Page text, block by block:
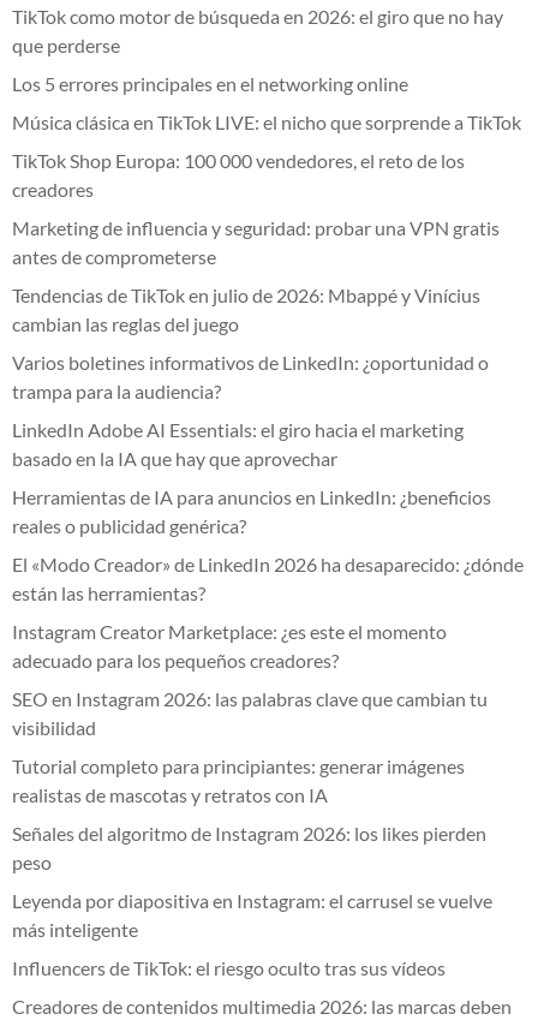
TikTok como motor de búsqueda en 2026: el giro que no hay
que perderse
Los 5 errores principales en el networking online
Música clásica en TikTok LIVE: el nicho que sorprende a TikTok
TikTok Shop Europa: 100 000 vendedores, el reto de los
creadores
Marketing de influencia y seguridad: probar una VPN gratis
antes de comprometerse
Tendencias de TikTok en julio de 2026: Mbappé y Vinícius
cambian las reglas del juego
Varios boletines informativos de LinkedIn: ¿oportunidad o
trampa para la audiencia?
LinkedIn Adobe AI Essentials: el giro hacia el marketing
basado en la IA que hay que aprovechar
Herramientas de IA para anuncios en LinkedIn: ¿beneficios
reales o publicidad genérica?
El «Modo Creador» de LinkedIn 2026 ha desaparecido: ¿dónde
están las herramientas?
Instagram Creator Marketplace: ¿es este el momento
adecuado para los pequeños creadores?
SEO en Instagram 2026: las palabras clave que cambian tu
visibilidad
Tutorial completo para principiantes: generar imágenes
realistas de mascotas y retratos con IA
Señales del algoritmo de Instagram 2026: los likes pierden
peso
Leyenda por diapositiva en Instagram: el carrusel se vuelve
más inteligente
Influencers de TikTok: el riesgo oculto tras sus vídeos
Creadores de contenidos multimedia 2026: las marcas deben